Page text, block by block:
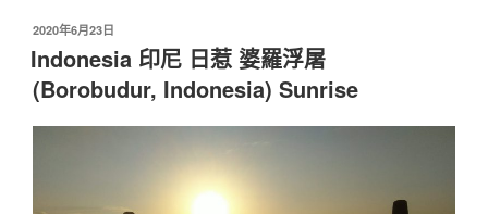
2020年6月23日
Indonesia 印尼 日惹 婆羅浮屠
(Borobudur, Indonesia) Sunrise